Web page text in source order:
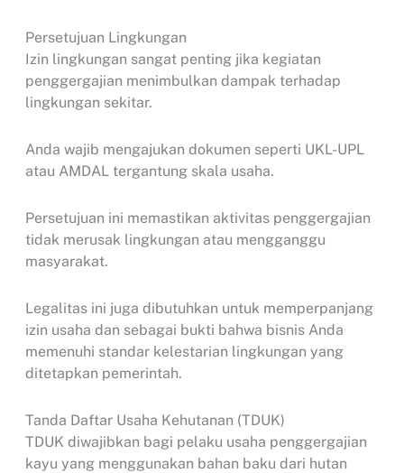
Persetujuan Lingkungan
Izin lingkungan sangat penting jika kegiatan
penggergajian menimbulkan dampak terhadap
lingkungan sekitar.
Anda wajib mengajukan dokumen seperti UKL-UPL
atau AMDAL tergantung skala usaha.
Persetujuan ini memastikan aktivitas penggergajian
tidak merusak lingkungan atau mengganggu
masyarakat.
Legalitas ini juga dibutuhkan untuk memperpanjang
izin usaha dan sebagai bukti bahwa bisnis Anda
memenuhi standar kelestarian lingkungan yang
ditetapkan pemerintah.
Tanda Daftar Usaha Kehutanan (TDUK)
TDUK diwajibkan bagi pelaku usaha penggergajian
kayu yang menggunakan bahan baku dari hutan